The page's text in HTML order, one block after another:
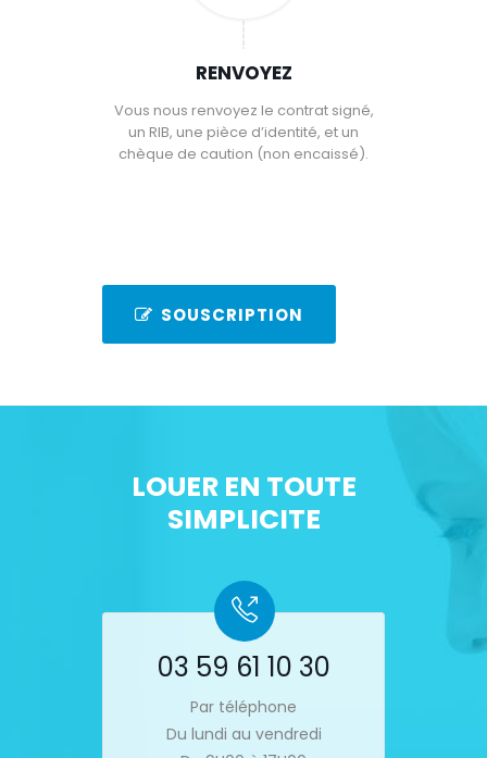
RENVOYEZ
Vous nous renvoyez le contrat signé,
un RIB, une pièce d’identité, et un
chèque de caution (non encaissé).
SOUSCRIPTION
LOUER EN TOUTE
SIMPLICITE
03 59 61 10 30
Par téléphone
Du lundi au vendredi